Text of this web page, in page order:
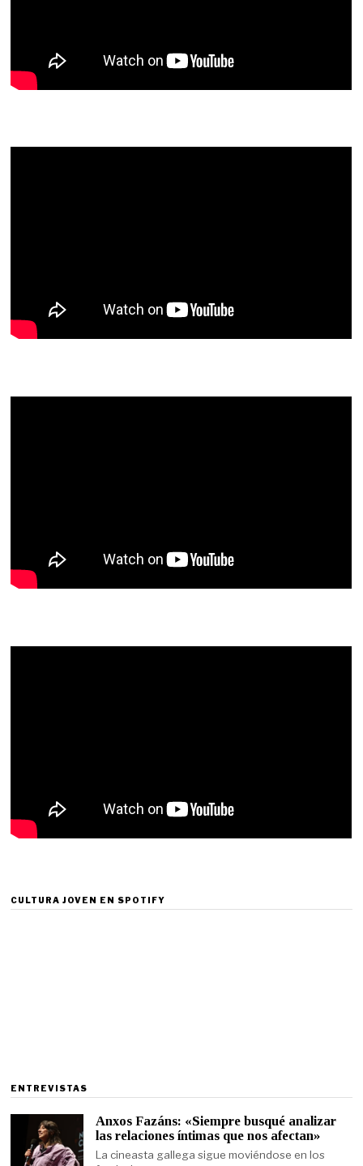
CULTURA JOVEN EN SPOTIFY
ENTREVISTAS
Anxos Fazáns: «Siempre busqué analizar
las relaciones íntimas que nos afectan»
La cineasta gallega sigue moviéndose en los